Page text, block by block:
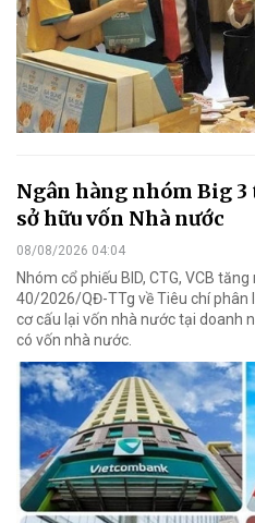
Ngân hàng nhóm Big
sở hữu vốn Nhà nước
08/08/2026 04:04
Nhóm cổ phiếu BID, CTG, VCB
40/2026/QĐ-TTg về Tiêu chí phân
cơ cấu lại vốn nhà nước tại doanh
có vốn nhà nước.